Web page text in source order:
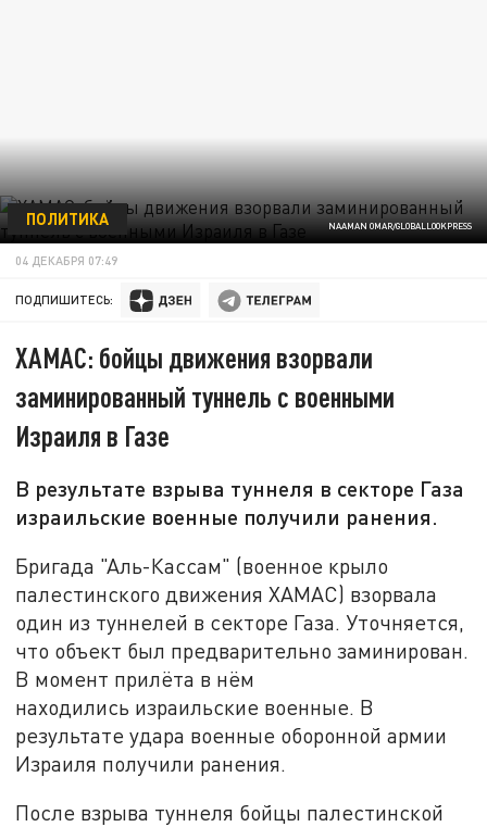
NAAMAN OMAR/GLOBALLOOKPRESS
ПОЛИТИКА
04 ДЕКАБРЯ 07:49
ПОДПИШИТЕСЬ:
ХАМАС: бойцы движения взорвали
заминированный туннель с военными
Израиля в Газе
В результате взрыва туннеля в секторе Газа
израильские военные получили ранения.
Бригада "Аль-Кассам" (военное крыло
палестинского движения ХАМАС) взорвала
один из туннелей в секторе Газа. Уточняется,
что объект был предварительно заминирован.
В момент прилёта в нём
находились израильские военные. В
результате удара военные оборонной армии
Израиля получили ранения.
После взрыва туннеля бойцы палестинской